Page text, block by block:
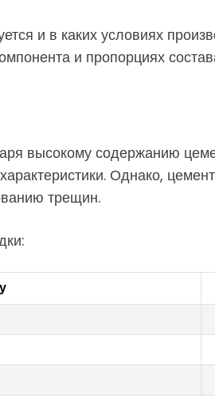
и в каких условиях
и пропорциях
высокому содержанию
Однако,
трещин.